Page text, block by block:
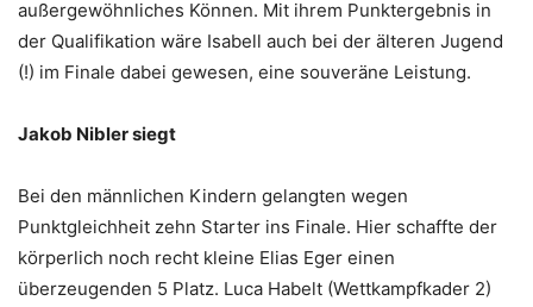
außergewöhnliches Können. Mit ihrem Punktergebnis in
der Qualifikation wäre Isabell auch bei der älteren Jugend
(!) im Finale dabei gewesen, eine souveräne Leistung.
Jakob Nibler siegt
Bei den männlichen Kindern gelangten wegen
Punktgleichheit zehn Starter ins Finale. Hier schaffte der
körperlich noch recht kleine Elias Eger einen
überzeugenden 5 Platz. Luca Habelt (Wettkampfkader 2)